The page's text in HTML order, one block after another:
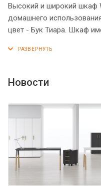
Высокий и широкий шкаф
домашнего
цвет - Бук Тиара. Шкаф
закрыты дверцами из
ручки. Конструкция
Новости